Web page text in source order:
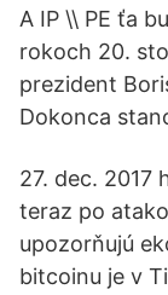
A IP \\ PE ťa
rokoch 20.
prezident
Dokonca
27. dec. 2017
teraz po
upozorňujú
bitcoinu je v